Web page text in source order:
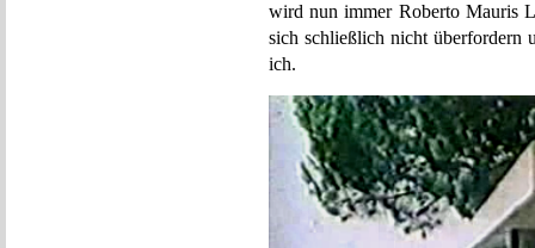
wird nun immer Roberto Mauris
sich schließlich nicht überfordern
ich.